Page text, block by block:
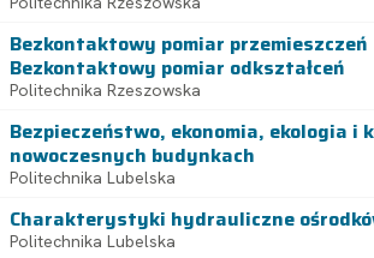
Bezkontaktowy pomiar przemieszczeń
Bezkontaktowy pomiar odkształceń
Politechnika Rzeszowska
Bezpieczeństwo, ekonomia, ekologia i
nowoczesnych budynkach
Politechnika Lubelska
Charakterystyki hydrauliczne
Politechnika Lubelska